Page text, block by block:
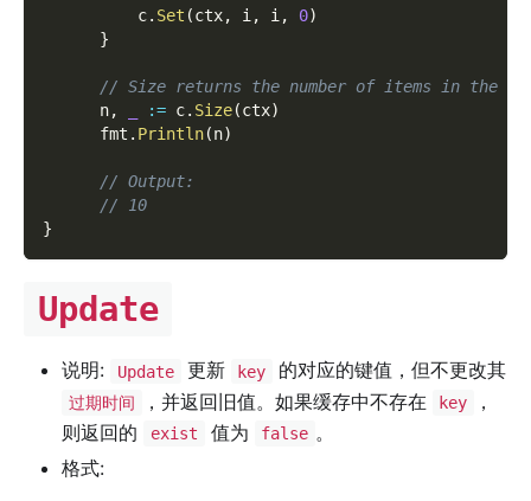
          c
. Set (ctx, i, i, 0)
}
// Size returns the number of items in the
      n
, := c. Size(ctx)
      fmt
. Println(n)
// Output:
// 10
}
Update
说明: Update 更新 key 的对应的键值，但不更改其
过期时间 ，并返回旧值。如果缓存中不存在 key
，
则返回的
exist 值为 false 。
格式: